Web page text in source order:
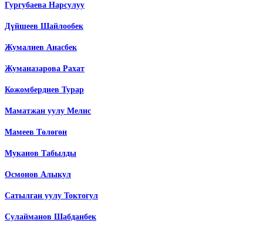
Гургубаева Нарсулуу
Дүйшеев Шайлообек
Жумалиев Анасбек
Жуманазарова Рахат
Кожомбердиев Турар
Маматжан уулу Мелис
Мамеев Төлөгөн
Муканов Табылды
Осмонов Алыкул
Сатылган уулу Токтогул
Сулайманов Шабданбек